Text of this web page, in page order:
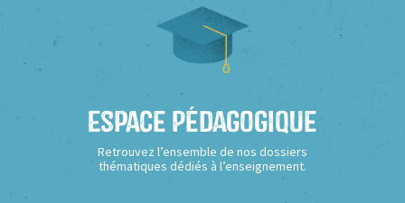
Espace Pédagogique
Retrouvez l’ensemble de nos dossiers
thématiques dédiés à l’enseignement.